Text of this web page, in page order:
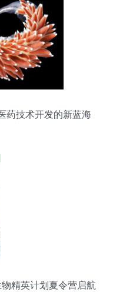
药技术开发的新蓝海
精英计划夏令营启航